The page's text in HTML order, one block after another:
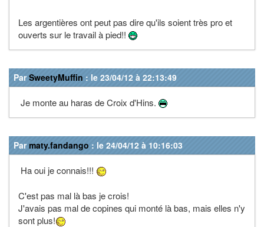
Les argentières ont peut pas dire qu'ils soient très pro et
ouverts sur le travail à pied!!
ParSweetyMuffin : le 23/04/12 à 22:13:49
Je monte au haras de Croix d'Hins.
Parmaty.fandango : le 24/04/12 à 10:16:03
Ha oui je connais!!!
C'est pas mal là bas je crois!
J'avais pas mal de copines qui monté là bas, mais elles n'y
sont plus!